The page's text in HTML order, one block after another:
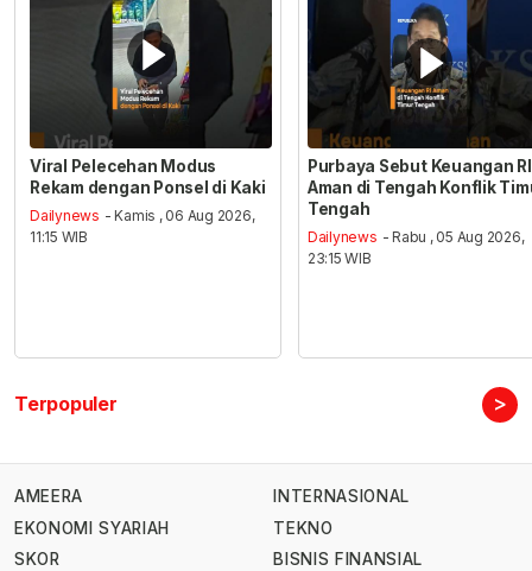
Viral Pelecehan Modus
Rekam dengan Ponsel di Kaki
Dailynews - Kamis , 06 Aug 2026,
11:15 WIB
Purbaya Sebut Keuangan RI
Aman di Tengah Konflik
Tengah
Dailynews - Rabu , 05 Aug 2026,
23:15 WIB
Terpopuler >
AMEERA
EKONOMI SYARIAH
SKOR
INTERNASIONAL
TEKNO
BISNIS FINANSIAL